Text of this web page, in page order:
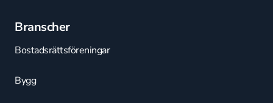
Branscher
Bostadsrättsföreningar
Bygg